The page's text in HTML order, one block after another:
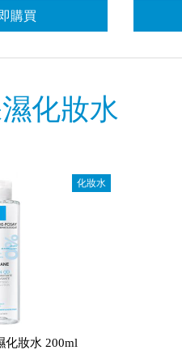
購買
化妝水
化妝水
化妝水 200ml